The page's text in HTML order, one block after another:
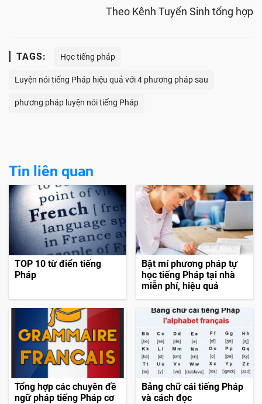
> Cẩm nang học tiếng Pháp dành cho người mới bắt
đầu
> Bảng chữ cái tiếng Pháp
Học tiếng pháp
Luyện nói tiếng Pháp hiệu quả với 4 phương pháp sau
phương pháp luyện nói tiếng Pháp
Tin liên quan
TOP 10 từ điển tiếng
Pháp
Bật mí phương pháp tự
học tiếng Pháp tại nhà